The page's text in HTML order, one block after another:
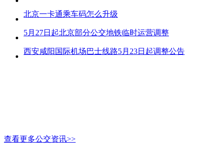
北京一卡通乘车码怎么升级
5月27日起北京部分公交地铁临时运营调整
西安咸阳国际机场巴士线路5月23日起调整公告
查看更多公交资讯>>